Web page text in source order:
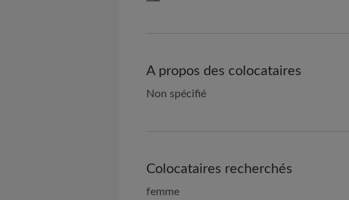
A propos des colocataires
Non spécifié
Colocataires recherchés
femme